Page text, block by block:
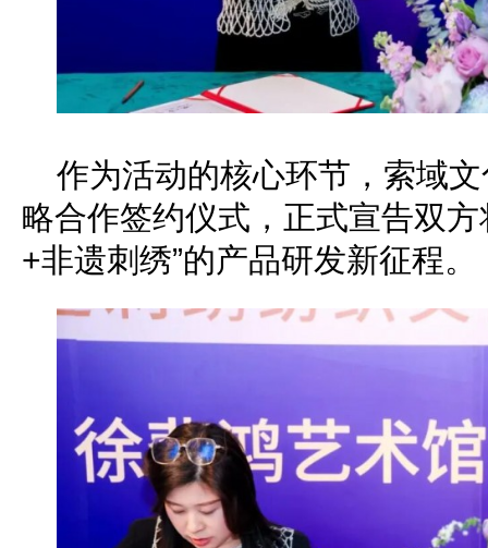
作为活动的核心环节，索域
略合作签约仪式，正式宣告双
+非遗刺绣”的产品研发新征程。